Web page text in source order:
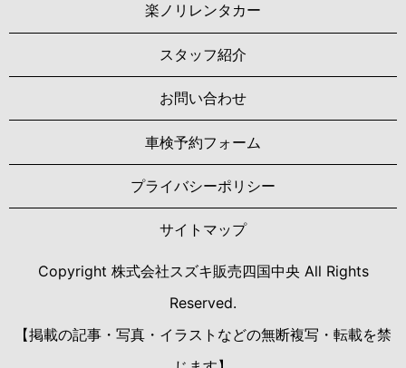
楽ノリレンタカー
スタッフ紹介
お問い合わせ
車検予約フォーム
プライバシーポリシー
サイトマップ
Copyright 株式会社スズキ販売四国中央 All Rights
Reserved.
【掲載の記事・写真・イラストなどの無断複写・転載を禁